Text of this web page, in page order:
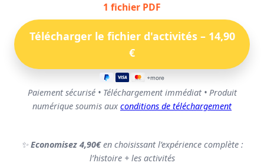
1 fichier PDF
Paiement sécurisé • Téléchargement immédiat • Produit
numérique soumis aux conditions de téléchargement
✨Economisez 4,90€en choisissant l’expérience complète :
l’histoire + les activités